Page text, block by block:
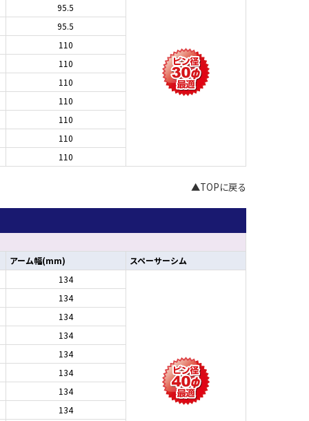
95.5
95.5
110
110
110
110
110
110
110
▲TOPに戻る
アーム幅(mm)
スペーサーシム
134
134
134
134
134
134
134
134